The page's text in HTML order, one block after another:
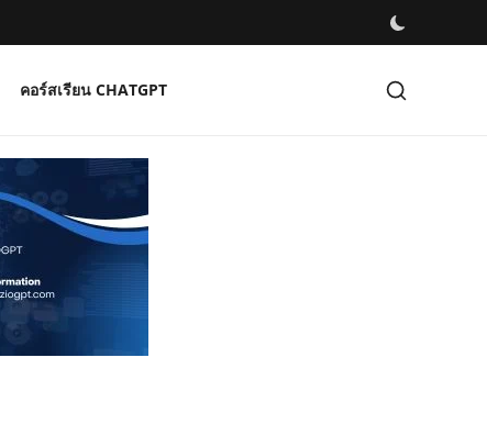
คอร์สเรียน CHATGPT